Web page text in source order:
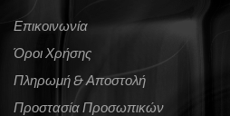
Επικοινωνία
Όροι Χρήσης
Πληρωμή & Αποστολή
Προστασία Προσωπικών